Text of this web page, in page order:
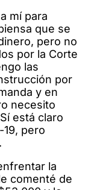
mí para
que se
pero no
por la Corte
las
por
y en
necesito
está claro
pero
la
comenté de